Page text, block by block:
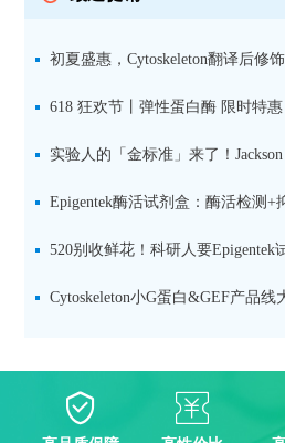
初夏盛惠，Cytoskeleton翻译后修
品线放价啦！
618 狂欢节丨弹性蛋白酶 限时特惠
实验人的「金标准」来了！
限时一口价，手慢无！
Epigentek酶活试剂盒：酶活检测+
双赋能，下单即赠京东卡
520别收鲜花！科研人要Epigentek
卡！
Cytoskeleton小G蛋白&GEF产品线